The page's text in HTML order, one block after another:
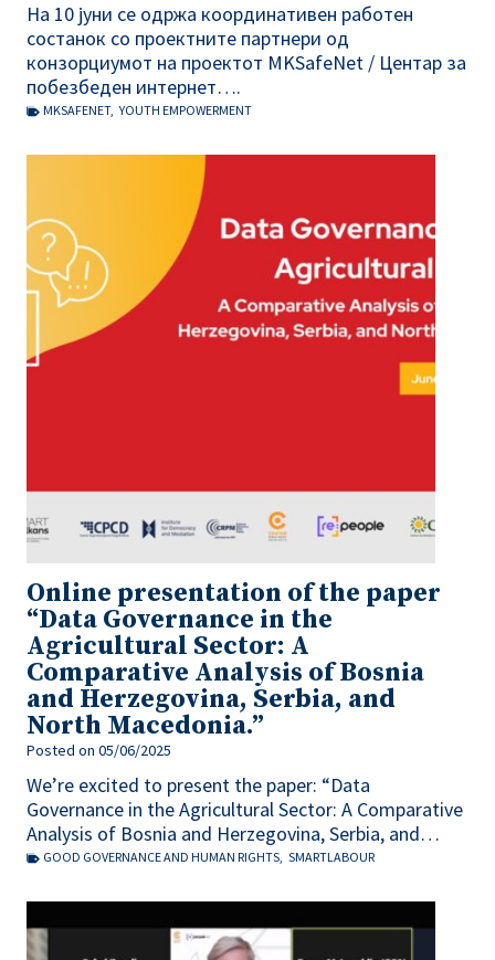
На 10 јуни се одржа координативен работен
состанок со проектните партнери од
конзорциумот на проектот MKSafeNet / Центар за
побезбеден интернет….
MKSAFENET, YOUTH EMPOWERMENT
Online presentation of the paper
“Data Governance in the
Agricultural Sector: A
Comparative Analysis of Bosnia
and Herzegovina, Serbia, and
North Macedonia.”
Posted on 05/06/2025
We’re excited to present the paper: “Data
Governance in the Agricultural Sector: A Comparative
Analysis of Bosnia and Herzegovina, Serbia, and…
GOOD GOVERNANCE AND HUMAN RIGHTS, SMARTLABOUR